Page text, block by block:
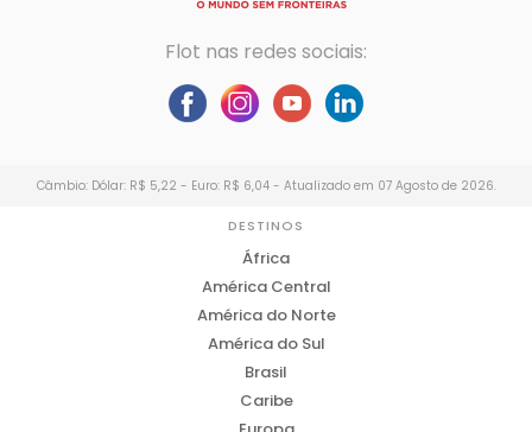
Flot nas redes sociais:
Câmbio: Dólar: R$ 5,22 - Euro: R$ 6,04 - Atualizado em 07 Agosto de 2026.
DESTINOS
África
América Central
América do Norte
América do Sul
Brasil
Caribe